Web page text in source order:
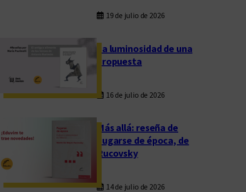
19 de julio de 2026
La luminosidad de una
propuesta
16 de julio de 2026
Más allá: reseña de
Fugarse de época, de
Rucovsky
14 de julio de 2026